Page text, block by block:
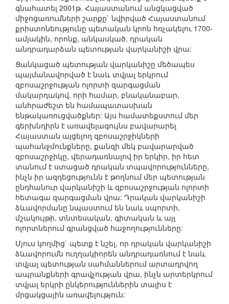
գնահատել 2001թ. Հայաստանում անցկացված
միջոցառումների շարքը` նվիրված Հայաստանում
քրիստոնեությունը պետական կրոն հռչակելու 1700-
ամյակին, որոնք, անկասկած, դրական
անդրադարձան պետության վարկանիշի վրա:
Ցանկացած պետության վարկանիշը մեծապես
պայմանավորված է նաև տվյալ երկրում
զբոսաշրջության ոլորտի զարգացման
մակարդակով, որի համար, բնականաբար,
անհրաժեշտ են համապատասխան
ենթակառուցվածքներ: Այս համատեքստում մեր
գերխնդիրն է առավելագույնս բավարարել
Հայաստան այցելող զբոսաշրջիկների
պահանջմունքները, քանզի մեկ բավարարված
զբոսաշրջիկը, վերադառնալով իր երկիր, իր հետ
տանում է ստացած դրական տպավորությունները,
ինչն իր ազդեցությունն է թողնում մեր պետության
ընդհանուր վարկանիշի և զբոսաշրջության ոլորտի
հետագա զարգացման վրա: Դրական վարկանիշի
ձևավորմանը նպաստում են նաև սպորտի,
մշակույթի, տնտեսական, գիտական և այլ
ոլորտներում գրանցված հաջողությունները:
Մյուս կողմից` պետք է նշել, որ դրական վարկանիշի
ձևավորումն ուղղակիորեն անդրադառնում է նաև
տվյալ պետության սահմաններում արտադրվող
ապրանքների գրավչության վրա, ինչն արտերկրում
տվյալ երկրի ընկերություններին տալիս է
մրցակցային առավելություն: